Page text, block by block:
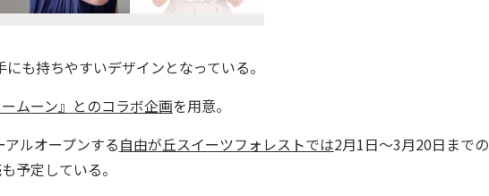
も持ちやすいデザインとなっている。
ームーン』とのコラボ企画を用意。
ルオープンする自由が丘スイーツフォレストでは2月1日～3月20日まで
予定している。